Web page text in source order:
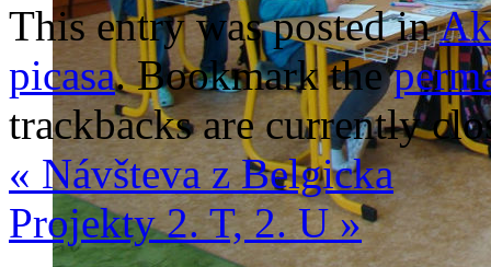
This entry was posted in
picasa. Bookmark the
trackbacks are currently
« Návšteva z Belgicka
Projekty 2. T, 2. U»